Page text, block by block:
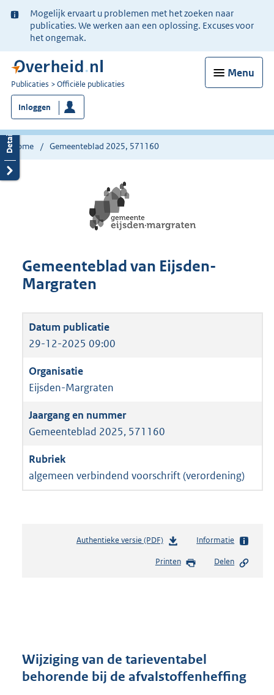
Ter
informatie:
Mogelijk ervaart u problemen met het zoeken naar
publicaties. We werken aan een oplossing. Excuses voor
het ongemak.
Menu
U
bent
nu
hier:
Publicaties Officiële publicaties
Inloggen
Home Gemeenteblad 2025, 571160
Gemeenteblad van Eijsden-
Margraten
29-12-2025 09:00
Eijsden-Margraten
Gemeenteblad 2025, 571160
algemeen verbindend voorschrift (verordening)
Authentieke versie (PDF)b
s
r
o
Informatie
Printen Delen
Wijziging van de tarieventabel
behorende bij de afvalstoffenheffing